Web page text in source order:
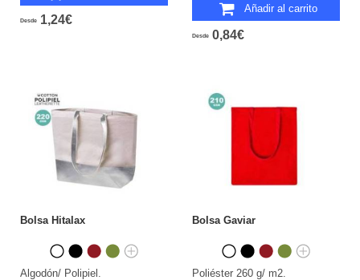
Desde 1,24€
Añadir al carrito
Desde 0,84€
Bolsa Hitalax
Algodón/ Polipiel.
Bolsa Gaviar
Poliéster 260 g/ m2.